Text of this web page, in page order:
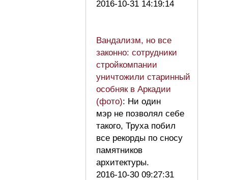
2016-10-31 14:19:14
Вандализм, но все
законно: сотрудники
стройкомпании
уничтожили старинный
особняк в Аркадии
(фото): Ни один
мэр не позволял себе
такого, Труха побил
все рекорды по сносу
памятников
архитектуры.
2016-10-30 09:27:31